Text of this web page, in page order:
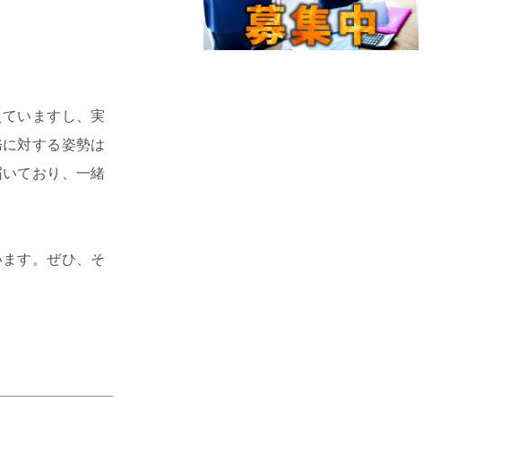
いますし、実
対する姿勢は
ており、一緒
す。ぜひ、そ